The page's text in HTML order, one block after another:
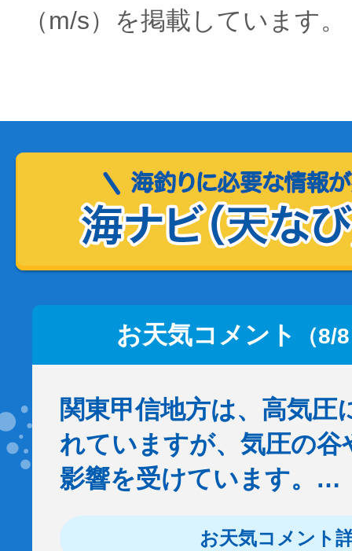
（m/s）を掲載しています。
お天気コメント （8/
関東甲信地方は、高気圧
れていますが、気圧の谷
影響を受けています。…
お天気コメント